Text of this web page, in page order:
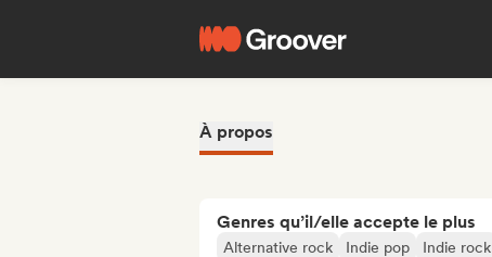
À propos
Genres qu’il/elle accepte le plus
Alternative rock Indie pop Indie rock